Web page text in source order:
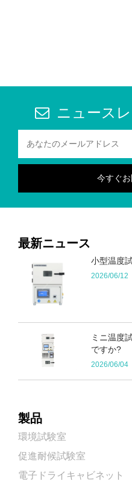
ニュース
最新ニュース
小型温度
2026/06/12
ミニ温度
ですか?
2026/06/04
製品
環境試験室
促進耐候試験室
電子ドライキャビネット